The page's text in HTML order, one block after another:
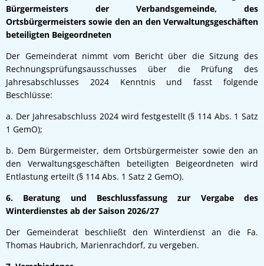
Bürgermeisters der Verbandsgemeinde, des
Ortsbürgermeisters sowie den an den Verwaltungsgeschäften
beteiligten Beigeordneten
Der Gemeinderat nimmt vom Bericht über die Sitzung des
Rechnungsprüfungsausschusses über die Prüfung des
Jahresabschlusses 2024 Kenntnis und fasst folgende
Beschlüsse:
a. Der Jahresabschluss 2024 wird festgestellt (§ 114 Abs. 1 Satz
1 GemO);
b. Dem Bürgermeister, dem Ortsbürgermeister sowie den an
den Verwaltungsgeschäften beteiligten Beigeordneten wird
Entlastung erteilt (§ 114 Abs. 1 Satz 2 GemO).
6. Beratung und Beschlussfassung zur Vergabe des
Winterdienstes ab der Saison 2026/27
Der Gemeinderat beschließt den Winterdienst an die Fa.
Thomas Haubrich, Marienrachdorf, zu vergeben.